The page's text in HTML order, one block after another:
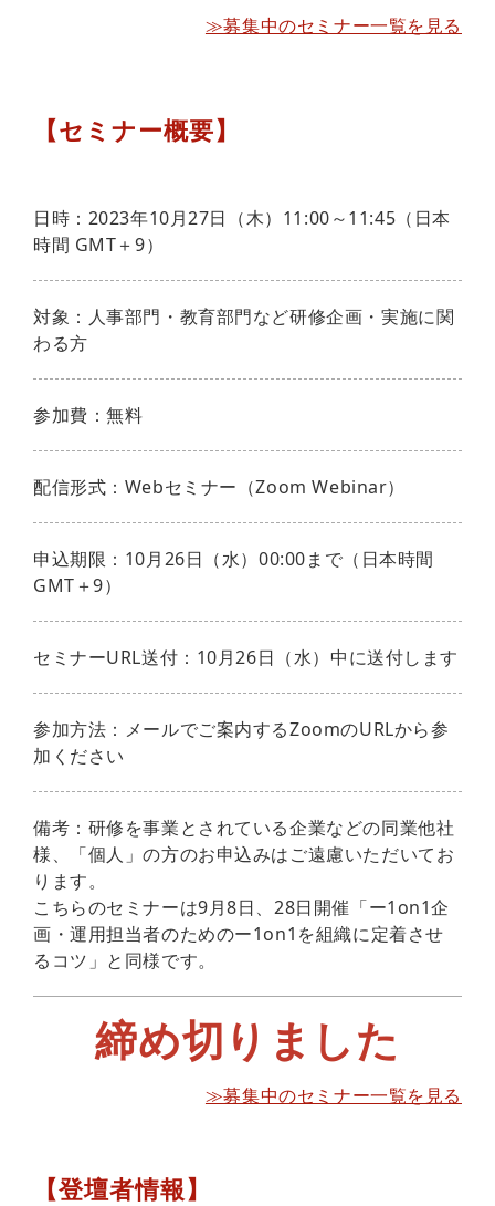
≫募集中のセミナー一覧を見る
【セミナー概要】
日時：2023年10月27日（木）11:00～11:45（日本
時間 GMT＋9）
対象：人事部門・教育部門など研修企画・実施に関
わる方
参加費：無料
配信形式：Webセミナー（Zoom Webinar）
申込期限：10月26日（水）00:00まで（日本時間
GMT＋9）
セミナーURL送付：10月26日（水）中に送付します
参加方法：メールでご案内するZoomのURLから参
加ください
備考：研修を事業とされている企業などの同業他社
様、「個人」の方のお申込みはご遠慮いただいてお
ります。
こちらのセミナーは9月8日、28日開催「ー1on1企
画・運用担当者のためのー1on1を組織に定着させ
るコツ」と同様です。
締め切りました
≫募集中のセミナー一覧を見る
【登壇者情報】